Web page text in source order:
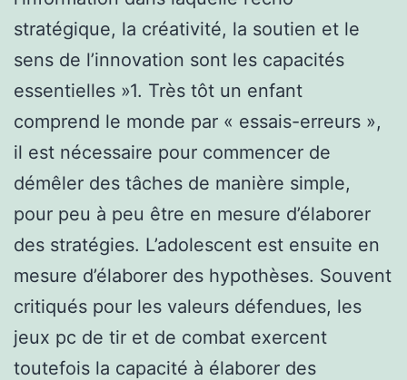
stratégique, la créativité, la soutien et le
sens de l’innovation sont les capacités
essentielles »1. Très tôt un enfant
comprend le monde par « essais-erreurs »,
il est nécessaire pour commencer de
démêler des tâches de manière simple,
pour peu à peu être en mesure d’élaborer
des stratégies. L’adolescent est ensuite en
mesure d’élaborer des hypothèses. Souvent
critiqués pour les valeurs défendues, les
jeux pc de tir et de combat exercent
toutefois la capacité à élaborer des